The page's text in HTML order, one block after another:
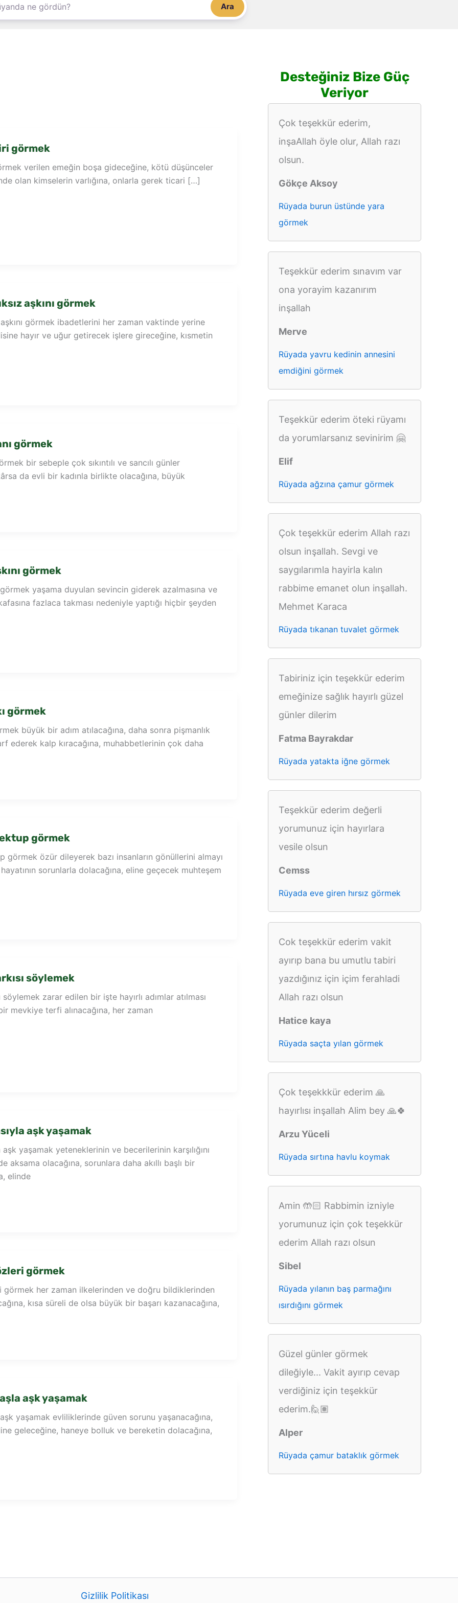
Ara
görmek
verilen emeğin boşa gideceğine, kötü düşünceler
olan kimselerin varlığına, onlarla gerek ticari […]
aşkını görmek
aşkını görmek ibadetlerini her zaman vaktinde yerine
hayır ve uğur getirecek işlere gireceğine, kısmetin
görmek
bir sebeple çok sıkıntılı ve sancılı günler
da evli bir kadınla birlikte olacağına, büyük
görmek
görmek yaşama duyulan sevincin giderek azalmasına ve
fazlaca takması nedeniyle yaptığı hiçbir şeyden
görmek
büyük bir adım atılacağına, daha sonra pişmanlık
ederek kalp kıracağına, muhabbetlerinin çok daha
görmek
görmek özür dileyerek bazı insanların gönüllerini almayı
sorunlarla dolacağına, eline geçecek muhteşem
söylemek
söylemek zarar edilen bir işte hayırlı adımlar atılması
mevkiye terfi alınacağına, her zaman
aşk yaşamak
aşk yaşamak yeteneklerinin ve becerilerinin karşılığını
aksama olacağına, sorunlara daha akıllı başlı bir
elinde
görmek
görmek her zaman ilkelerinden ve doğru bildiklerinden
kısa süreli de olsa büyük bir başarı kazanacağına,
aşk yaşamak
yaşamak evliliklerinde güven sorunu yaşanacağına,
geleceğine, haneye bolluk ve bereketin dolacağına,
Desteğiniz Bize Güç
Veriyor
Çok teşekkür ederim,
inşaAllah öyle olur, Allah razı
olsun.
Gökçe Aksoy
Rüyada burun üstünde yara
görmek
Teşekkür ederim sınavım var
ona yorayim kazanırım
inşallah
Merve
Rüyada yavru kedinin annesini
emdiğini görmek
Teşekkür ederim öteki rüyamı
da yorumlarsanız sevinirim 🤗
Elif
Rüyada ağzına çamur görmek
Çok teşekkür ederim Allah razı
olsun inşallah. Sevgi ve
saygılarımla hayirla kalın
rabbime emanet olun inşallah.
Mehmet Karaca
Rüyada tıkanan tuvalet görmek
Tabiriniz için teşekkür ederim
emeğinize sağlık hayırlı güzel
günler dilerim
Fatma Bayrakdar
Rüyada yatakta iğne görmek
Teşekkür ederim değerli
yorumunuz için hayırlara
vesile olsun
Cemss
Rüyada eve giren hırsız görmek
Cok teşekkür ederim vakit
ayırıp bana bu umutlu tabiri
yazdığınız için içim ferahladi
Allah razı olsun
Hatice kaya
Rüyada saçta yılan görmek
Çok teşekkkür ederim 🙏
hayırlısı inşallah Alim bey 🙏🍀
Arzu Yüceli
Rüyada sırtına havlu koymak
Amin 🤲🏻 Rabbimin izniyle
yorumunuz için çok teşekkür
ederim Allah razı olsun
Sibel
Rüyada yılanın baş parmağını
ısırdığını görmek
Güzel günler görmek
dileğiyle... Vakit ayırıp cevap
verdiğiniz için teşekkür
ederim.🙋🏽
Alper
Rüyada çamur bataklık görmek
Gizlilik Politikası